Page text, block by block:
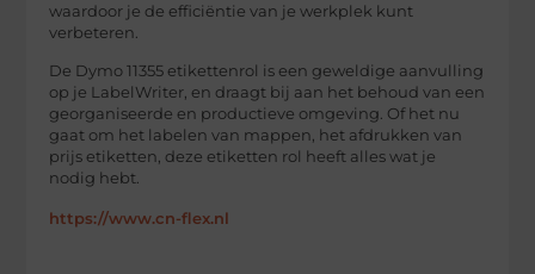
waardoor je de efficiëntie van je werkplek kunt
verbeteren.
De Dymo 11355 etikettenrol is een geweldige aanvulling
op je LabelWriter, en draagt bij aan het behoud van een
georganiseerde en productieve omgeving. Of het nu
gaat om het labelen van mappen, het afdrukken van
prijs etiketten, deze etiketten rol heeft alles wat je
nodig hebt.
https://www.cn-flex.nl